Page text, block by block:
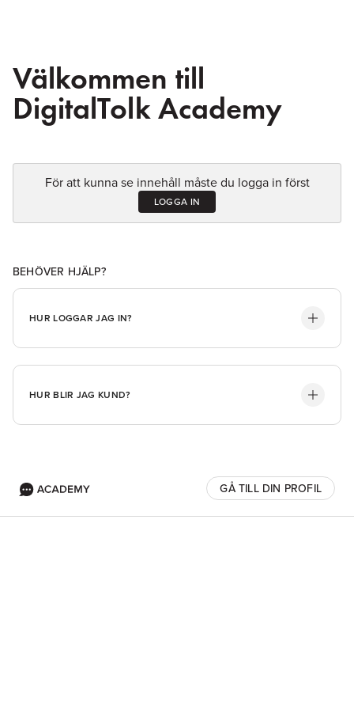
Välkommen till
DigitalTolk Academy
För att kunna se innehåll måste du logga in först
LOGGA IN
BEHÖVER HJÄLP?
HUR LOGGAR JAG IN?
HUR BLIR JAG KUND?
GÅ TILL DIN PROFIL